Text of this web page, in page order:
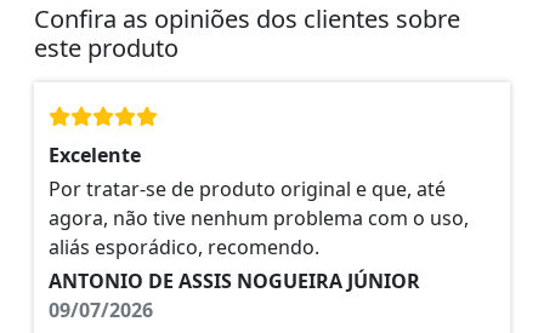
Confira as opiniões dos clientes sobre
este produto
Excelente
Por tratar-se de produto original e que, até
agora, não tive nenhum problema com o uso,
aliás esporádico, recomendo.
ANTONIO DE ASSIS NOGUEIRA JÚNIOR
09/07/2026